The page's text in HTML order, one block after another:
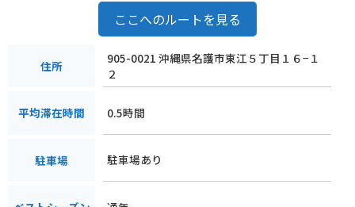
ここへのルートを見る
住所
905-0021 沖縄県名護市東江５丁目１６−１
２
平均滞在時間 0.5時間
駐車場 駐車場あり